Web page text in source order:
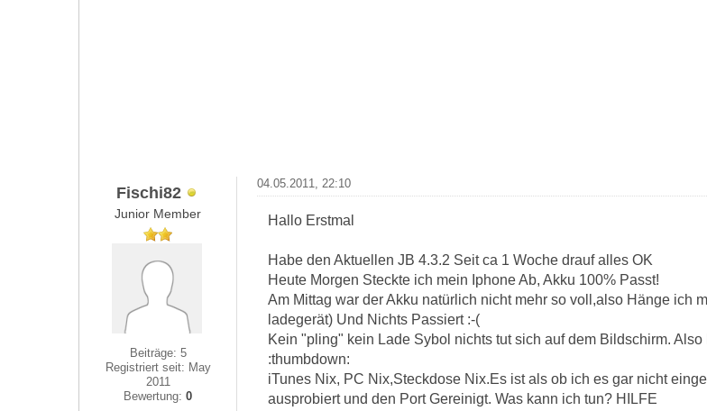
Fischi82
Junior Member
Beiträge: 5
Registriert seit: May
2011
Bewertung:0
04.05.2011, 22:10
Hallo Erstmal
Habe den Aktuellen JB 4.3.2 Seit ca 1 Woche drauf alles OK
Heute Morgen Steckte ich mein Iphone Ab, Akku 100% Passt!
Am Mittag war der Akku natürlich nicht mehr so voll,also Hänge ich
ladegerät) Und Nichts Passiert :-(
Kein "pling" kein Lade Sybol nichts tut sich auf dem Bildschirm.
:thumbdown:
iTunes Nix, PC Nix,Steckdose Nix.Es ist als ob ich es gar nicht
ausprobiert und den Port Gereinigt. Was kann ich tun? HILFE